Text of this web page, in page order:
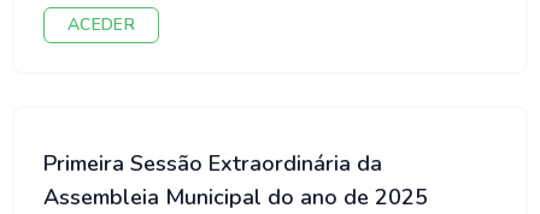
ACEDER
Primeira Sessão Extraordinária da
Assembleia Municipal do ano de 2025